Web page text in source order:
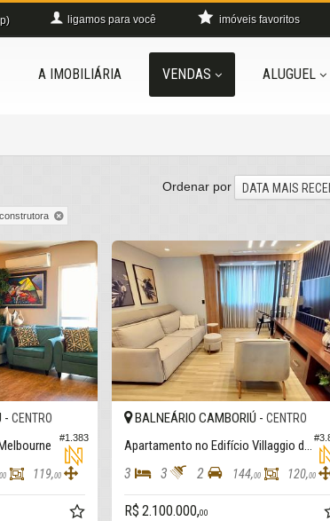
ligamos para você imóveis favoritos
A IMOBILIÁRIA VENDAS ALUGUEL
Ordenar por DATA MAIS
#1.383
- CENTRO
00 119,00
BALNEÁRIO CAMBORIÚ - CENTRO
Apartamento no Edifício Villaggio de Roma
3 3 2 144,00 120,00
R$ 2.100.000,00